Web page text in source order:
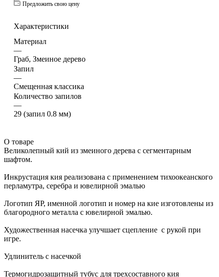
Предложить свою цену
Характеристики
Материал
—
Граб, Змеиное дерево
Запил
—
Смещенная классика
Количество запилов
—
29 (запил 0.8 мм)
О товаре
Великолепный кий из змеиного дерева с сегментарным
шафтом.
Инкрустация кия реализована с применением тихоокеанского
перламутра, серебра и ювелирной эмалью
Логотип ЯР, именной логотип и номер на кие изготовлены из
благородного металла с ювелирной эмалью.
Художественная насечка улучшает сцепление с рукой при
игре.
Удлинитель с насечкой
Термогидрозащитный тубус для трехсоставного кия